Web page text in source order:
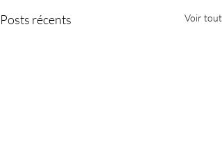
Posts récents Voir tout